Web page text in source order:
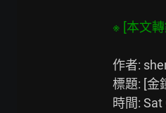
※ [本文
作者:
標題: [金
時間: